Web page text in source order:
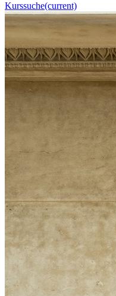
Kurssuche(current)